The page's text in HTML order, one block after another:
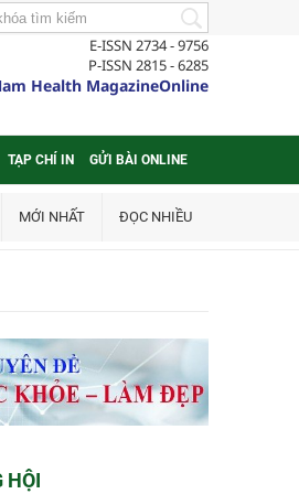
E-ISSN 2734 - 9756
P-ISSN 2815 - 6285
Health MagazineOnline
TẠP CHÍ IN GỬI BÀI ONLINE
MỚI NHẤT ĐỌC NHIỀU
HỘI